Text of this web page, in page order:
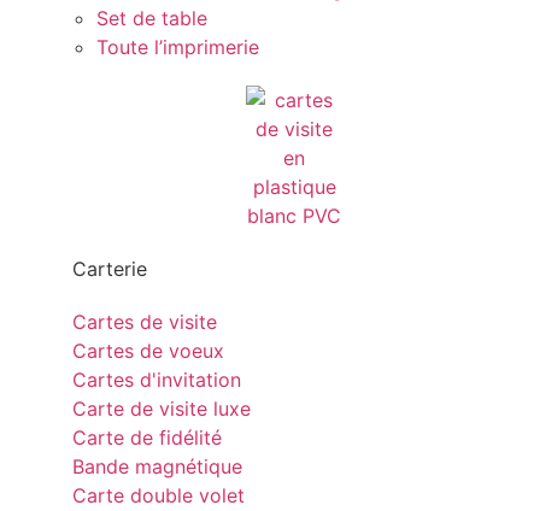
Set de table
Toute l’imprimerie
Carterie
Cartes de visite
Cartes de voeux
Cartes d'invitation
Carte de visite luxe
Carte de fidélité
Bande magnétique
Carte double volet